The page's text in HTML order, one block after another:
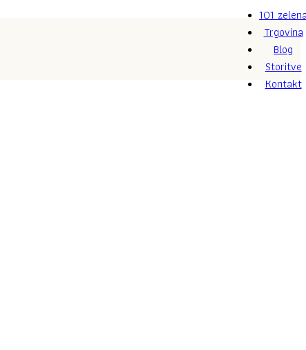
101
Trgovina
Blog
Storitve
Kontakt